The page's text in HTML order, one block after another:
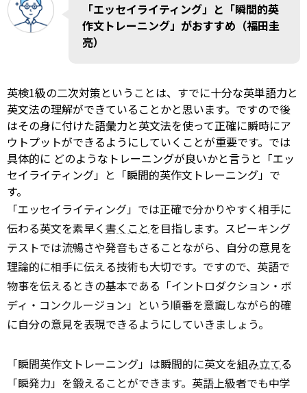
「エッセイライティング」と「瞬間的英
作文トレーニング」がおすすめ（福田圭
亮）
英検1級の二次対策ということは、すでに十分な英単語力と
英文法の理解ができていることかと思います。ですので後
はその身に付けた語彙力と英文法を使って正確に瞬時にア
ウトプットができるようにしていくことが重要です。では
具体的に どのようなトレーニングが良いかと言うと「エッ
セイライティング」と「瞬間的英作文トレーニング」で
す。
「エッセイライティング」では正確で分かりやすく相手に
伝わる英文を素早く書くことを目指します。スピーキング
テストでは流暢さや発音もさることながら、自分の意見を
理論的に相手に伝える技術も大切です。ですので、英語で
物事を伝えるときの基本である「イントロダクション・ボ
ディ・コンクルージョン」という順番を意識しながら的確
に自分の意見を表現できるようにしていきましょう。
「瞬間英作文トレーニング」は瞬間的に英文を組み立てる
「瞬発力」を鍛えることができます。英語上級者でも中学